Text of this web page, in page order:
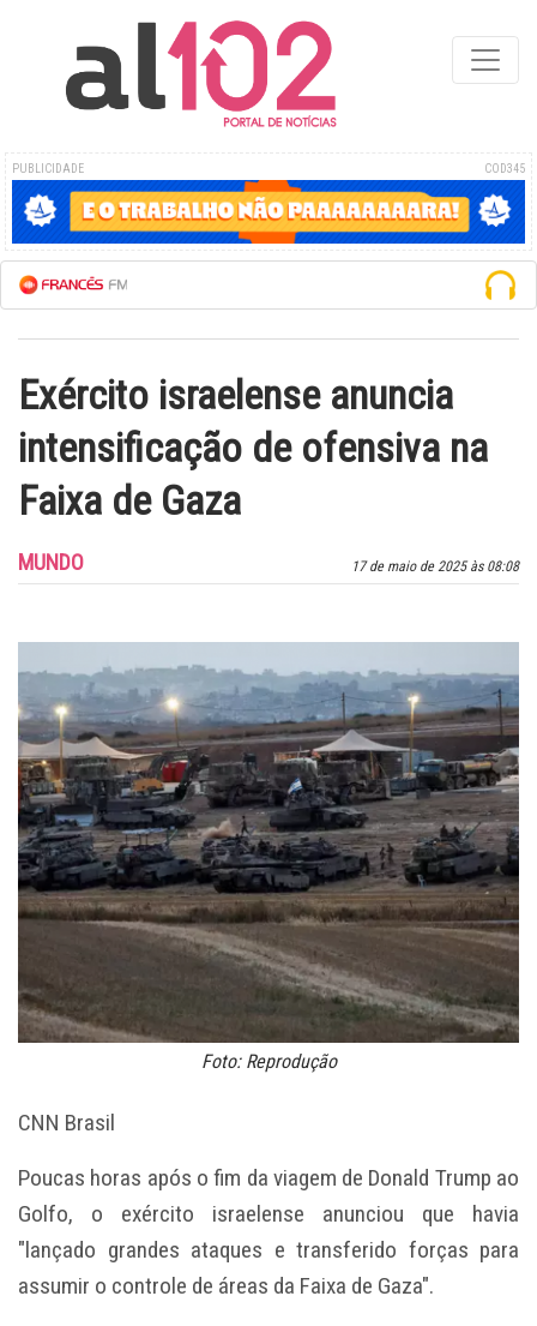
PUBLICIDADE COD345
AO VIVO
Exército israelense anuncia
intensificação de ofensiva na
Faixa de Gaza
17 de maio de 2025 às 08:08
MUNDO
Foto: Reprodução
CNN Brasil
Poucas horas após o fim da viagem de Donald Trump ao
Golfo, o exército israelense anunciou que havia
"lançado grandes ataques e transferido forças para
assumir o controle de áreas da Faixa de Gaza".